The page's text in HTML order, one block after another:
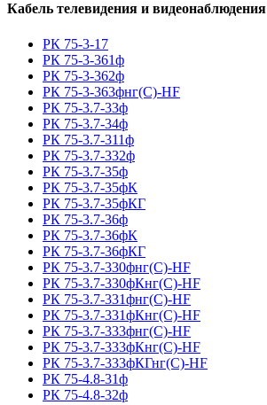
Кабель телевидения и видеонаблюдения
РК 75-3-17
РК 75-3-361ф
РК 75-3-362ф
РК 75-3-363фнг(С)-HF
РК 75-3.7-33ф
РК 75-3.7-34ф
РК 75-3.7-311ф
РК 75-3.7-332ф
РК 75-3.7-35ф
РК 75-3.7-35фК
РК 75-3.7-35фКГ
РК 75-3.7-36ф
РК 75-3.7-36фК
РК 75-3.7-36фКГ
РК 75-3.7-330фнг(С)-HF
РК 75-3.7-330фКнг(С)-HF
РК 75-3.7-331фнг(С)-HF
РК 75-3.7-331фКнг(С)-HF
РК 75-3.7-333фнг(С)-HF
РК 75-3.7-333фКнг(С)-HF
РК 75-3.7-333фКГнг(С)-HF
РК 75-4.8-31ф
РК 75-4.8-32ф